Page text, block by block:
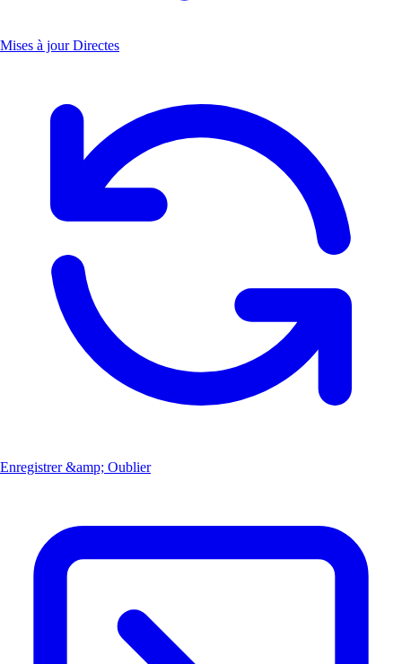
Mises à jour Directes
Enregistrer &amp; Oublier